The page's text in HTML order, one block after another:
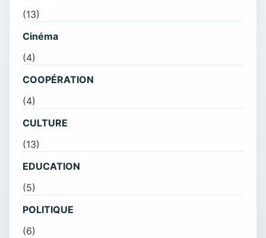
(13)
Cinéma
(4)
COOPÉRATION
(4)
CULTURE
(13)
EDUCATION
(5)
POLITIQUE
(6)